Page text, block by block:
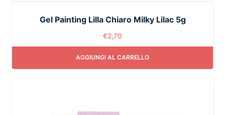
Gel Painting Lilla Chiaro Milky Lilac 5g
€2,70
AGGIUNGI AL CARRELLO